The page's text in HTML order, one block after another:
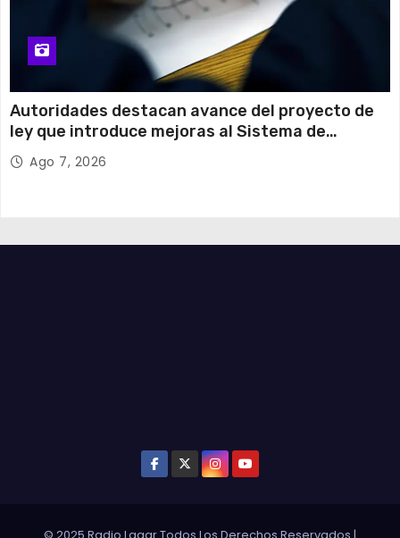
Autoridades destacan avance del proyecto de
ley que introduce mejoras al Sistema de
Admisión Escolar
Ago 7, 2026